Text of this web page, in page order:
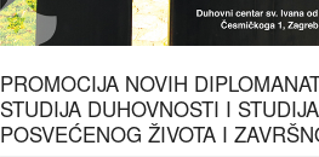
PROMOCIJA NOVIH
STUDIJA DUHOVNOSTI I
POSVEĆENOG ŽIVOTA I